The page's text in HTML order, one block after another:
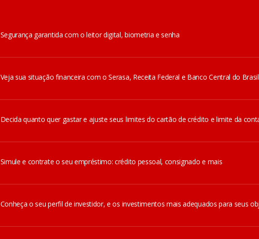
Segurança garantida com o leitor digital, biometria e senha
Veja sua situação financeira com o Serasa, Receita Federal e Banco Central do Brasil
Decida quanto quer gastar e ajuste seus limites do cartão de crédito e limite da
Simule e contrate o seu empréstimo: crédito pessoal, consignado e mais
Conheça o seu perfil de investidor, e os investimentos mais adequados para seus